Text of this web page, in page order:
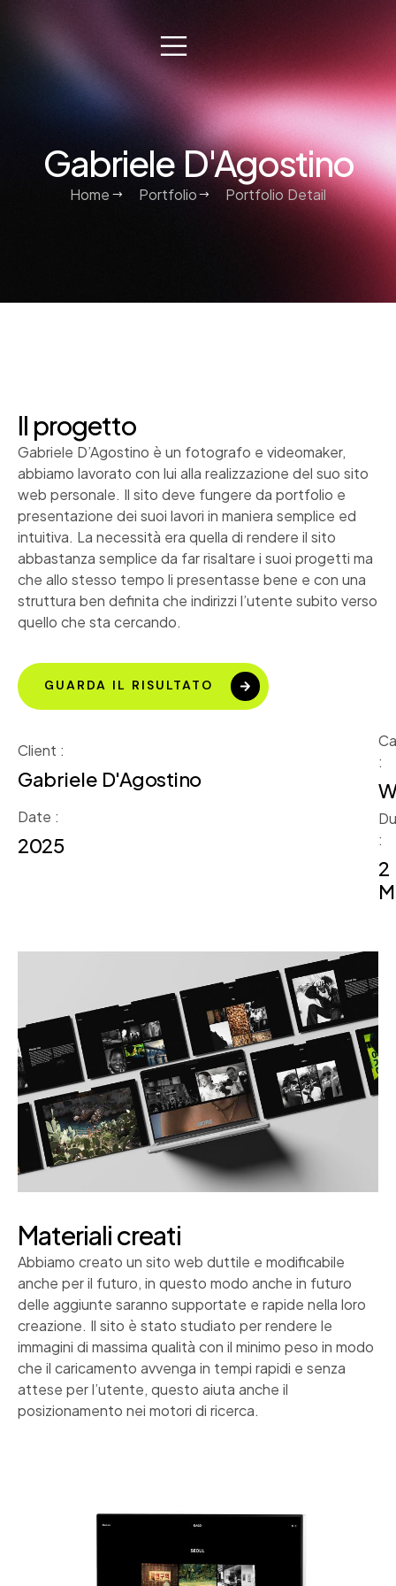
Gabriele D'Agostino
Home Portfolio Portfolio Detail
Il progetto
Gabriele D’Agostino è un fotografo e videomaker,
abbiamo lavorato con lui alla realizzazione del suo sito
web personale. Il sito deve fungere da portfolio e
presentazione dei suoi lavori in maniera semplice ed
intuitiva. La necessità era quella di rendere il sito
abbastanza semplice da far risaltare i suoi progetti ma
che allo stesso tempo li presentasse bene e con una
struttura ben definita che indirizzi l’utente subito verso
quello che sta cercando.
GUARDA IL RISULTATO
Client :
Gabriele D'Agostino
Date :
2025
:
:
2
Materiali creati
Abbiamo creato un sito web duttile e modificabile
anche per il futuro, in questo modo anche in futuro
delle aggiunte saranno supportate e rapide nella loro
creazione. Il sito è stato studiato per rendere le
immagini di massima qualità con il minimo peso in modo
che il caricamento avvenga in tempi rapidi e senza
attese per l’utente, questo aiuta anche il
posizionamento nei motori di ricerca.